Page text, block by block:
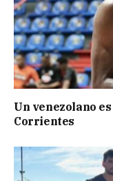
Un venezolano
Corrientes